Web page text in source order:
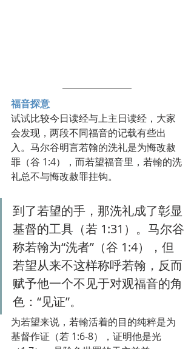
福音探意
试试比较今日读经与上主日读经，大家
会发现，两段不同福音的记载有些出
入。马尔谷明言若翰的洗礼是为悔改赦
罪（谷 1:4），而若望福音里，若翰的洗
礼总不与悔改赦罪挂钩。
到了若望的手，那洗礼成了彰显
基督的工具（若 1:31）。马尔谷
称若翰为“洗者”（谷 1:4），但
若望从来不这样称呼若翰，反而
赋予他一个不见于对观福音的角
色：“见证”。
为若望来说，若翰活着的目的纯粹是为
基督作证（若 1:6-8），证明他是光